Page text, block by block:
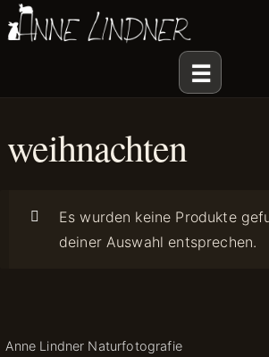
weihnachten
Es wurden keine Produkte
deiner Auswahl entsprechen.
Anne Lindner Naturfotografie